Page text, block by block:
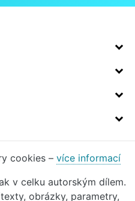
cookies – více informací
v celku autorským dílem.
obrázky, parametry,